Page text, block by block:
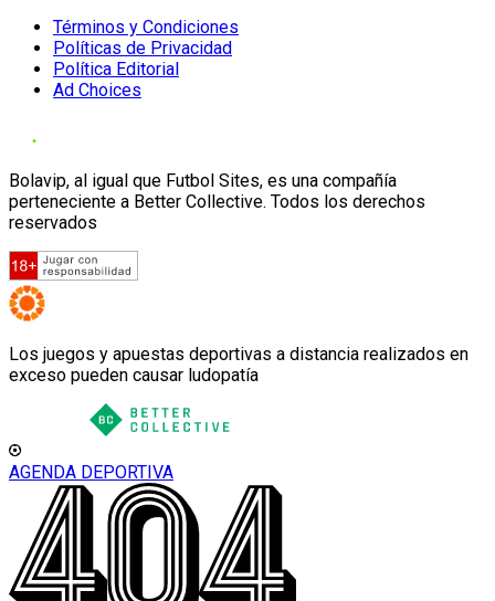
Términos y Condiciones
Políticas de Privacidad
Política Editorial
Ad Choices
Bolavip, al igual que Futbol Sites, es una compañía
perteneciente a Better Collective. Todos los derechos
reservados
Los juegos y apuestas deportivas a distancia realizados en
exceso pueden causar ludopatía
AGENDA DEPORTIVA